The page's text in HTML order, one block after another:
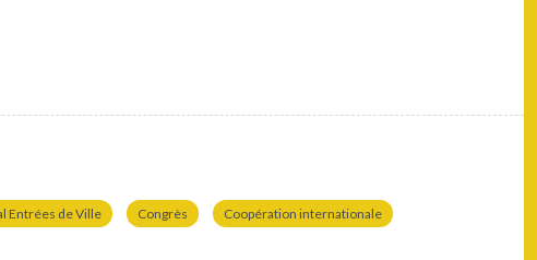
Entrées de Ville Congrès Coopération internationale